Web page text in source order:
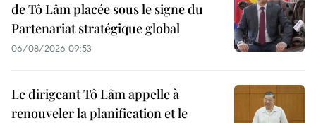
de Tô Lâm placée sous le signe du
Partenariat stratégique global
06/08/2026 09:53
Le dirigeant Tô Lâm appelle à
renouveler la planification et le